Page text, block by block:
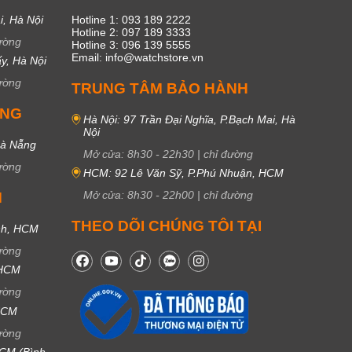
Hà Nội
Hà Nội
Nẵng
HCM
Hotline 1: 093 189 2222
Hotline 2: 097 189 3333
Hotline 3: 096 139 5555
Email: info@watchstore.vn
TRUNG TÂM BẢO HÀNH
Hà Nội: 97 Trần Đại Nghĩa, P.Bạch Mai, Hà
Nội
Mở cửa: 8h30 - 22h30 | chỉ đường
HCM: 92 Lê Văn Sỹ, P.Phú Nhuận, HCM
Mở cửa: 8h30 - 22h00 | chỉ đường
THEO DÕI CHÚNG TÔI TẠI